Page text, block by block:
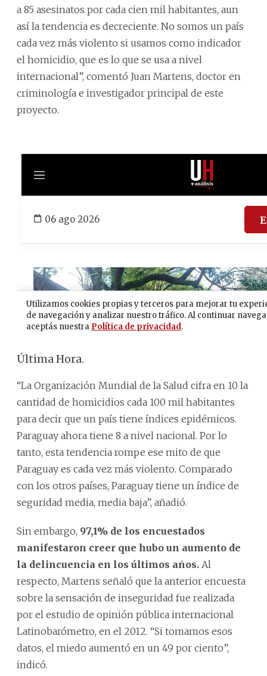
a 85 asesinatos por cada cien mil habitantes, aun
así la tendencia es decreciente. No somos un país
cada vez más violento si usamos como indicador
el homicidio, que es lo que se usa a nivel
internacional”, comentó Juan Martens, doctor en
criminología e investigador principal de este
proyecto.
Última Hora.
“La Organización Mundial de la Salud cifra en 10 la
cantidad de homicidios cada 100 mil habitantes
para decir que un país tiene índices epidémicos.
Paraguay ahora tiene 8 a nivel nacional. Por lo
tanto, esta tendencia rompe ese mito de que
Paraguay es cada vez más violento. Comparado
con los otros países, Paraguay tiene un índice de
seguridad media, media baja”, añadió.
Sin embargo, 97,1% de los encuestados
manifestaron creer que hubo un aumento de
la delincuencia en los últimos años. Al
respecto, Martens señaló que la anterior encuesta
sobre la sensación de inseguridad fue realizada
por el estudio de opinión pública internacional
Latinobarómetro, en el 2012. “Si tomamos esos
datos, el miedo aumentó en un 49 por ciento”,
indicó.